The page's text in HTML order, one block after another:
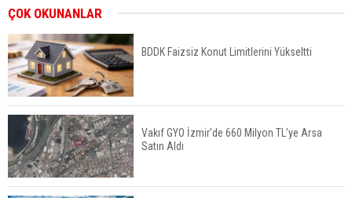
TOKİ 51 İlde 540 Konut ve İş Yerini Satışa
Sunuyor
Yatırımcıların Bina Tercihi Değişiyor: Dijital Altyapı
Öne Çıkıyor
ÇOK OKUNANLAR
BDDK Faizsiz Konut Limitlerini Yükseltti
Vakıf GYO İzmir’de 660 Milyon TL’ye Arsa
Satın Aldı